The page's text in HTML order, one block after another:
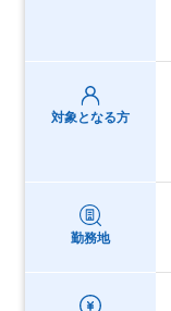
対象となる方
勤務地